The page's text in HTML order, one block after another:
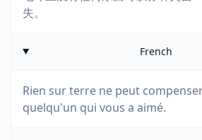
失。
French
Rien sur terre ne peut
quelqu'un qui vous a aimé.